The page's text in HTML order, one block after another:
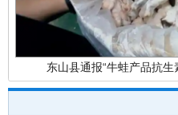
东山县通报“牛蛙产品抗生